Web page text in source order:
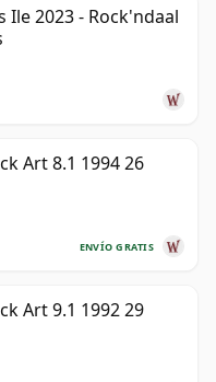
Ile 2023 - Rock'ndaal
Art 8.1 1994 26
ENVÍO GRATIS
Art 9.1 1992 29